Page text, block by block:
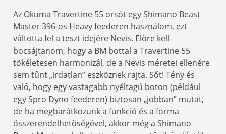
Az Okuma Travertine 55 orsót egy Shimano Beast
Master 396-os Heavy feederen használom, ezt
váltotta fel a teszt idejére Nevis. Előre kell
bocsájtanom, hogy a BM bottal a Travertine 55
tökéletesen harmonizál, de a Nevis méretei ellenére
sem tűnt „irdatlan” eszköznek rajta. Sőt! Tény és
való, hogy egy vastagabb nyéltagú boton (például
egy Spro Dyno feederen) biztosan „jobban” mutat,
de ha megbarátkozunk a funkció és a forma
összerendelhetőségével, akkor még a Shimano